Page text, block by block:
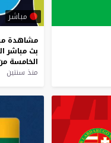
مباشر
مشاهدة
بث مباشر
الخامسة
منذ سنتين